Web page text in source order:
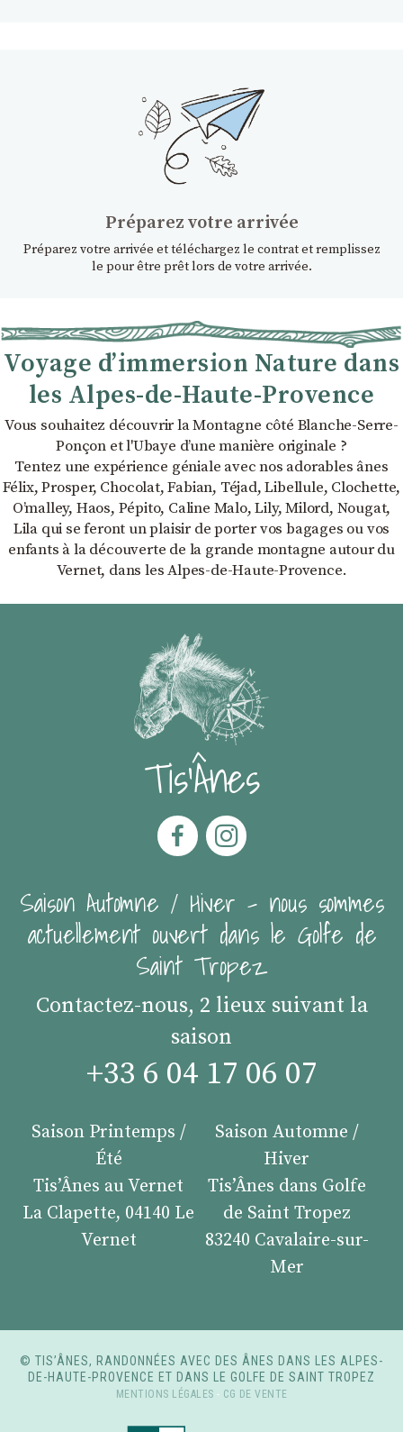
Préparez votre arrivée
Préparez votre arrivée et téléchargez le contrat et remplissez
le pour être prêt lors de votre arrivée.
Voyage d’immersion Nature dans
les Alpes-de-Haute-Provence
Vous souhaitez découvrir la Montagne côté Blanche-Serre-
Ponçon et l'Ubaye dʼune manière originale ?
Tentez une expérience géniale avec nos adorables ânes
Félix, Prosper, Chocolat, Fabian, Téjad, Libellule, Clochette,
Oʼmalley, Haos, Pépito, Caline Malo, Lily, Milord, Nougat,
Lila qui se feront un plaisir de porter vos bagages ou vos
enfants à la découverte de la grande montagne autour du
Vernet, dans les Alpes-de-Haute-Provence.
Tis'Ânes
Saison Automne / Hiver - nous sommes
actuellement ouvert dans le Golfe de
Saint Tropez
Contactez-nous, 2 lieux suivant la
saison
+33 6 04 17 06 07
Saison Printemps /
Été
Tis’Ânes au Vernet
La Clapette, 04140 Le
Vernet
Saison Automne /
Hiver
Tis’Ânes dans Golfe
de Saint Tropez
83240 Cavalaire-sur-
Mer
© TIS’ÂNES, RANDONNÉES AVEC DES ÂNES DANS LES ALPES-
DE-HAUTE-PROVENCE ET DANS LE GOLFE DE SAINT TROPEZ
MENTIONS LÉGALES - CG DE VENTE